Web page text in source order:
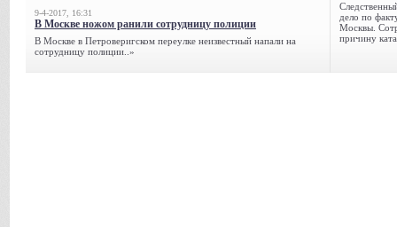
9-4-2017, 16:31
В Москве ножом ранили сотрудницу полиции
В Москве в Петроверигском переулке неизвестный напали на
сотрудницу полиции..»
дело по
Москвы.
причину